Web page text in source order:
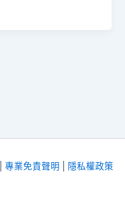
專業免責聲明 隱私權政策